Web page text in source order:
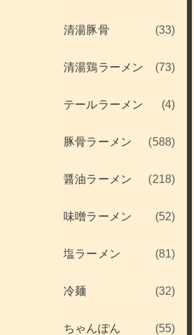
清湯豚骨 (33)
清湯鶏ラーメン (73)
テールラーメン (4)
豚骨ラーメン (588)
醤油ラーメン (218)
味噌ラーメン (52)
塩ラーメン (81)
冷麺 (32)
ちゃんぽん (55)